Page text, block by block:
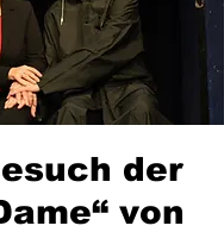
der
von